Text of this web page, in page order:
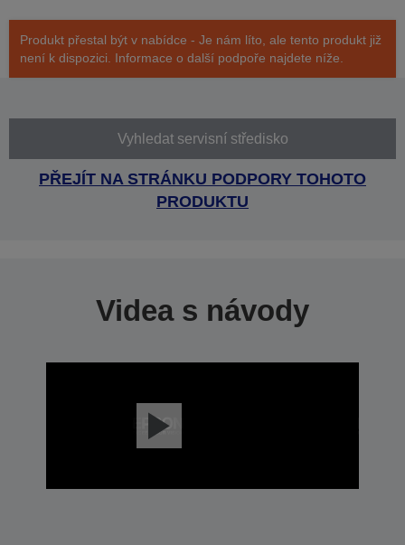
Produkt přestal být v nabídce - Je nám líto, ale tento produkt již
není k dispozici. Informace o další podpoře najdete níže.
Vyhledat servisní středisko
PŘEJÍT NA STRÁNKU PODPORY TOHOTO
PRODUKTU
Videa s návody